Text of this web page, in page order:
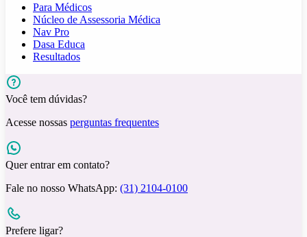
Para Médicos
Núcleo de Assessoria Médica
Nav Pro
Dasa Educa
Resultados
Você tem dúvidas?
Acesse nossas perguntas frequentes
Quer entrar em contato?
Fale no nosso WhatsApp: (31) 2104-0100
Prefere ligar?